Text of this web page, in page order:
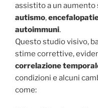
assistito a un aumento
autismo,
autoimmuni.
Questo studio visivo,
stime correttive,
correlazione
condizioni e alcuni
come: